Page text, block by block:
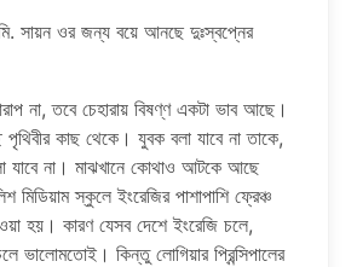
সায়ন ওর জন্য বয়ে আনছে দুঃস্বপ্নের
না, তবে চেহারায় বিষণ্ণ একটা ভাব আছে।
পৃথিবীর কাছ থেকে। যুবক বলা যাবে না তাকে,
যাবে না। মাঝখানে কোথাও আটকে আছে
মিডিয়াম স্কুলে ইংরেজির পাশাপাশি ফ্রেঞ্চ
হয়। কারণ যেসব দেশে ইংরেজি চলে,
ভালোমতোই। কিন্তু লোগিয়ার প্রিন্সিপালের